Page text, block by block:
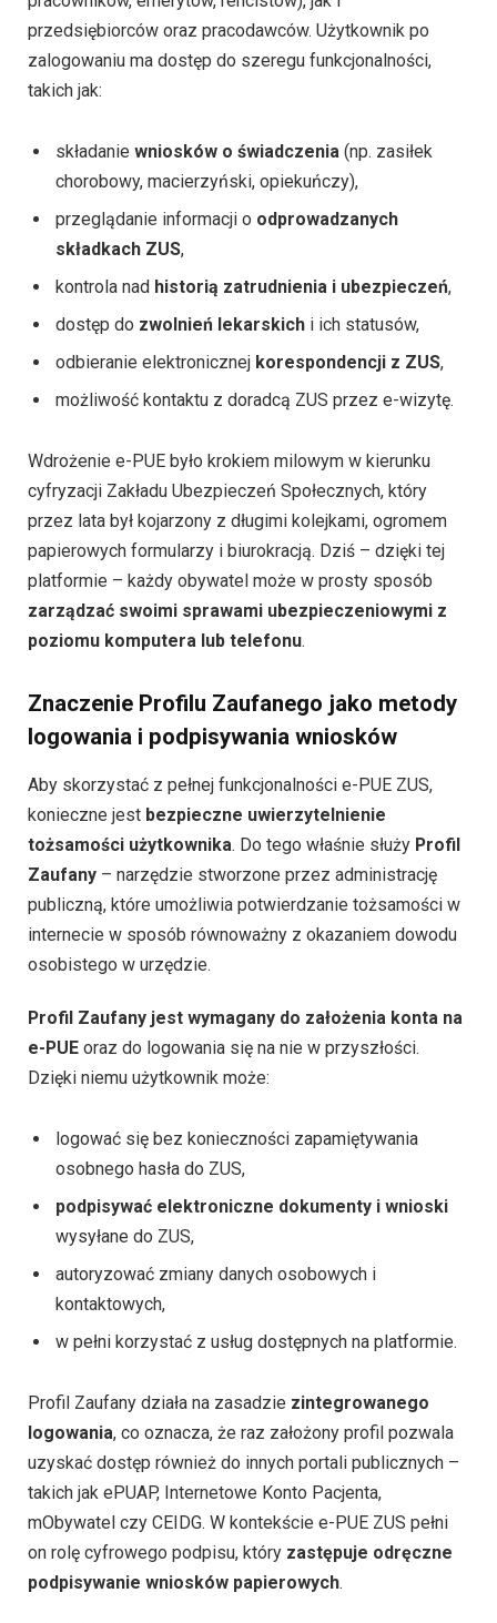
przedsiębiorców oraz pracodawców. Użytkownik po
zalogowaniu ma dostęp do szeregu funkcjonalności,
takich jak:
składanie wniosków o świadczenia (np. zasiłek
chorobowy, macierzyński, opiekuńczy),
przeglądanie informacji o odprowadzanych
składkach ZUS,
kontrola nad historią zatrudnienia i ubezpieczeń,
dostęp do zwolnień lekarskich i ich statusów,
odbieranie elektronicznej korespondencji z ZUS,
możliwość kontaktu z doradcą ZUS przez e-wizytę.
Wdrożenie e-PUE było krokiem milowym w kierunku
cyfryzacji Zakładu Ubezpieczeń Społecznych, który
przez lata był kojarzony z długimi kolejkami, ogromem
papierowych formularzy i biurokracją. Dziś – dzięki tej
platformie – każdy obywatel może w prosty sposób
zarządzać swoimi sprawami ubezpieczeniowymi z
poziomu komputera lub telefonu.
Znaczenie Profilu Zaufanego jako metody
logowania i podpisywania wniosków
Aby skorzystać z pełnej funkcjonalności e-PUE ZUS,
konieczne jest bezpieczne uwierzytelnienie
tożsamości użytkownika. Do tego właśnie służy Profil
Zaufany – narzędzie stworzone przez administrację
publiczną, które umożliwia potwierdzanie tożsamości w
internecie w sposób równoważny z okazaniem dowodu
osobistego w urzędzie.
Profil Zaufany jest wymagany do założenia konta na
e-PUE oraz do logowania się na nie w przyszłości.
Dzięki niemu użytkownik może:
logować się bez konieczności zapamiętywania
osobnego hasła do ZUS,
podpisywać elektroniczne dokumenty i wnioski
wysyłane do ZUS,
autoryzować zmiany danych osobowych i
kontaktowych,
w pełni korzystać z usług dostępnych na platformie.
Profil Zaufany działa na zasadzie zintegrowanego
logowania, co oznacza, że raz założony profil pozwala
uzyskać dostęp również do innych portali publicznych –
takich jak ePUAP, Internetowe Konto Pacjenta,
mObywatel czy CEIDG. W kontekście e-PUE ZUS pełni
on rolę cyfrowego podpisu, który zastępuje odręczne
podpisywanie wniosków papierowych.